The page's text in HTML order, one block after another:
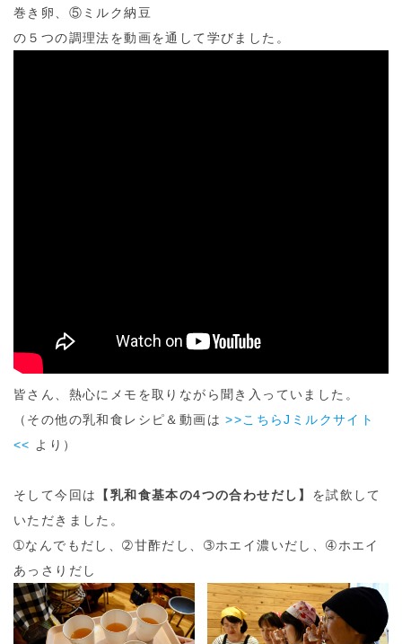
巻き卵、⑤ミルク納豆
の５つの調理法を動画を通して学びました。
皆さん、熱心にメモを取りながら聞き入っていました。
（その他の乳和食レシピ＆動画は >>こちらJミルクサイト
<< より）
そして今回は 【乳和食基本の4つの合わせだし】 を試飲して
いただきました。
➀なんでもだし、➁甘酢だし、➂ホエイ濃いだし、➃ホエイ
あっさりだし